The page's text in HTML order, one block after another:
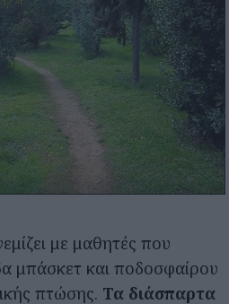
με μαθητές που
μπάσκετ και ποδοσφαίρου
πτώσης. Τα διάσπαρτα